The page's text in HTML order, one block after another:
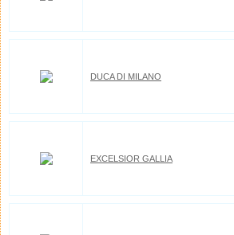
DUCA DI MILANO
EXCELSIOR GALLIA